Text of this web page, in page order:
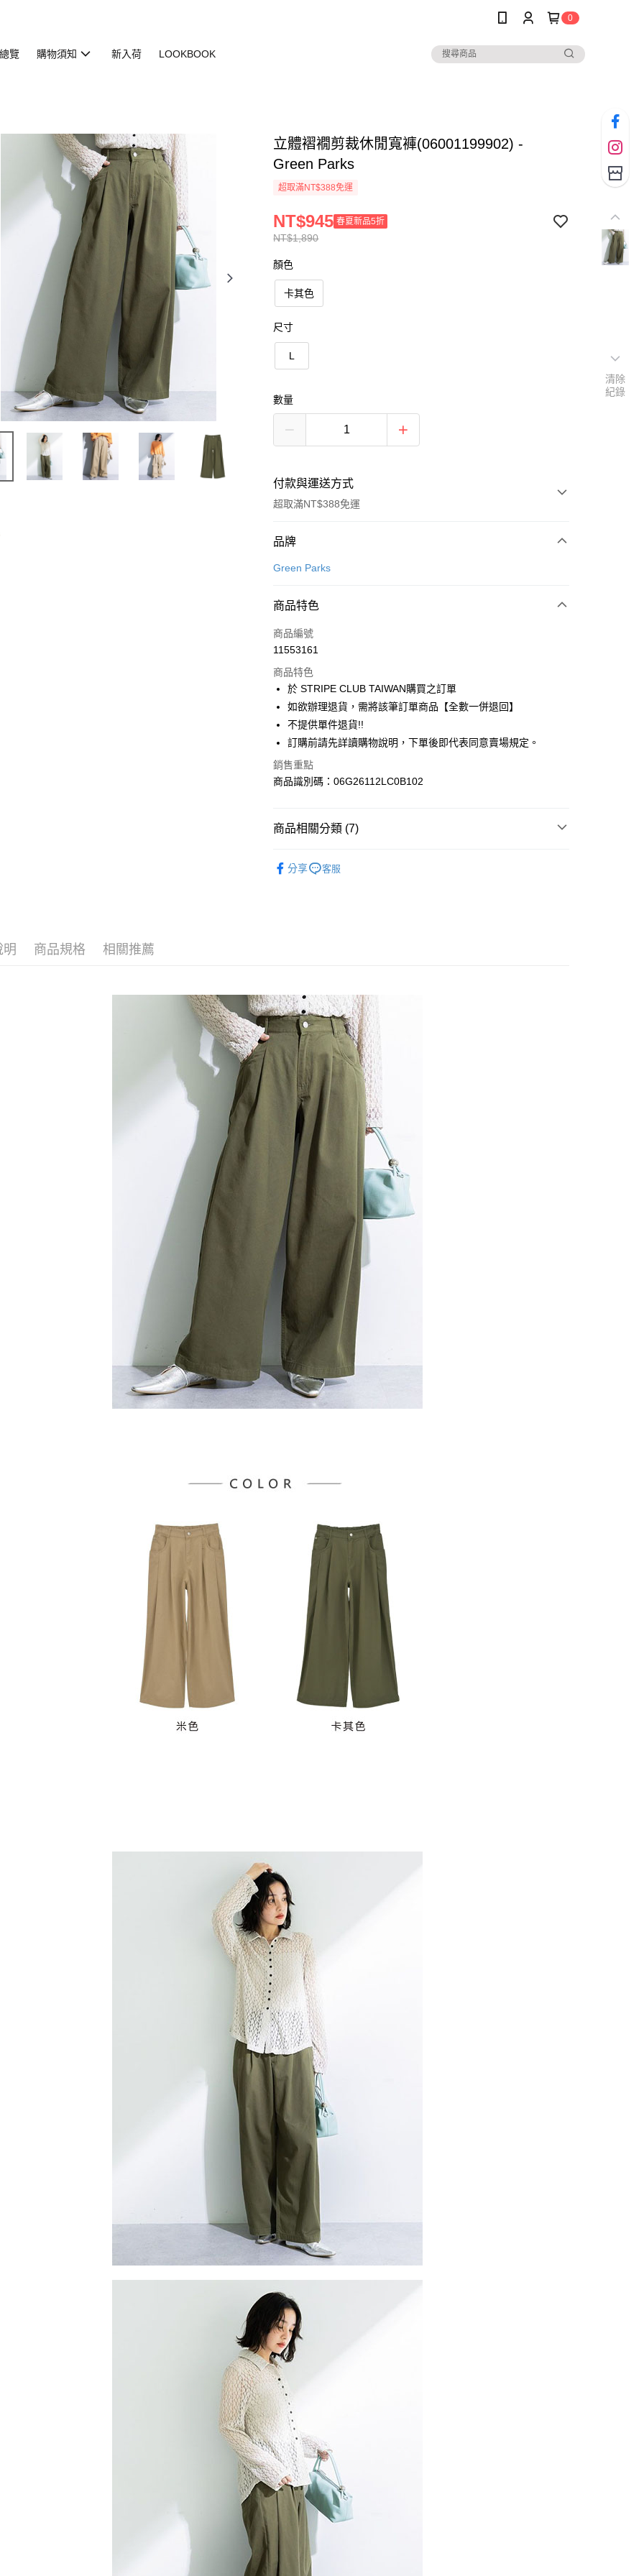
0
覽 購物須知 新入荷 LOOKBOOK
立體褶襉剪裁休閒寬褲(06001199902) -
Green Parks
超取滿NT$388免運
NT$1,890
NT$945 春夏新品5折
顏色
卡其色
尺寸
L
數量
付款與運送方式
超取滿NT$388免運
付款方式
信用卡一次付款
合作金庫商業銀行
華南商業銀行
上海商業儲蓄銀行
國泰世華商業銀行
兆豐國際商業銀行
臺灣中小企業銀行
台中商業銀行
聯邦商業銀行
元大商業銀行
永豐商業銀行
玉山商業銀行
台新國際商業銀行
超商取貨付款
LINE Pay
Apple Pay
街口支付
悠遊付
Google Pay
相關說明
【大哥付你分期使用說明】
2.付款方式選擇「大哥付你分期」，訂單成立後會自動跳轉到大哥付的交易
流程，驗證手機門號後，選擇欲分期的期數、繳款截止日，確認付款後即
帳／街口支付／iPASS MONEY」等通路繳費。
【注意事項】
1.本服務係由「台灣大哥大股份有限公司」（以下簡稱本公司）所提供，讓
用戶於交易時，得透過本服務購買商品或服務，並由商店將買賣／分期付
款買賣價金債權讓與本公司後，依約使用本公司帳單繳交帳款。
2.基於同意付款使用「大哥付你分期」之契約關係目的，商店將以您的個人
資料（包含姓名、電話或地址）提供予台灣大哥大進項蒐集、處理及利
用，由本公司與您本人進行分期帳單所需資料之確認、核對及更正。
3.完整用戶服務條款，請詳閱以下連結：
相關說明
【關於「AFTEE先享後付」】
付」結帳頁面，進行簡訊認證並確認金額後，即可完成結帳。
２．訂單成立數日內，您將收到繳費通知簡訊。
３．收到繳費通知簡訊後14天內，點擊此簡訊中的連結，可透過四大超商
／ATM／網路銀行／等多元方式進行付款，方視為交易完成。
※ 請注意：結帳手續完成當下不需立刻繳費，但若您需要取消訂單，請聯
絡購買商品的店家。未經商家同意取消之訂單仍視為有效，需透過AFTEE
先享後付繳納相關費用。
※ 交易是否成功請以「AFTEE先享後付 」之結帳頁面顯示為準，若有關於
是否繳費成功／繳費後需取消欲退款等相關疑問，請聯繫「AFTEE先享後
付客戶支援中心」
https://netprotections.freshdesk.com/support/home
【注意事項】
１．透過由恩沛科技股份有限公司提供之「AFTEE先享後付」服務完成之
交易，需依本服務之必要範圍內提供個人資料，並將交易相關給付款項請
求債權轉讓予恩沛科技股份有限公司。
２．關於個人資料處理事宜，請瀏覽以下網址：
https://aftee.tw/terms/#terms3
３．未成年的使用者請事先徵得法定代理人或監護人之同意方可使用
「AFTEE先享後付」，若未經同意申辦者引起之損失，本公司不負相關責
任。
４．使用「AFTEE先享後付」時，將依據個別帳號之用戶狀況，依本公司
即時審查核予不同之上限額度；若仍有額度不足之情形，本公司將視審查
結果請求用戶進行身份認證。
５．嚴禁一人註冊多個帳號或使用他人資訊註冊。若發現惡意使用之情
形，恩沛科技股份有限公司將有權停止該用戶之使用額度並採取法律行
動。
全家純取貨
每筆NT$60，滿NT$388(含以上)免運費
萊爾富取貨付款
每筆NT$60，滿NT$888(含以上)免運費
萊爾富純取貨
每筆NT$60，滿NT$888(含以上)免運費
7-11取貨付款
每筆NT$60，滿NT$888(含以上)免運費
7-11純取貨
每筆NT$60，滿NT$888(含以上)免運費
宅配
每筆NT$90，滿NT$888(含以上)免運費
品牌
Green Parks
商品特色
商品編號
11553161
商品特色
於 STRIPE CLUB TAIWAN購買之訂單
如欲辦理退貨，需將該筆訂單商品【全數一併退回】
不提供單件退貨!!
訂購前請先詳讀購物說明，下單後即代表同意賣場規定。
銷售重點
商品識別碼：06G26112LC0B102
商品相關分類 (7)
SALE ITEMS 單筆滿$1800抵$200、滿$2800抵$400
分享 客服
明 商品規格 相關推薦
清除
紀錄